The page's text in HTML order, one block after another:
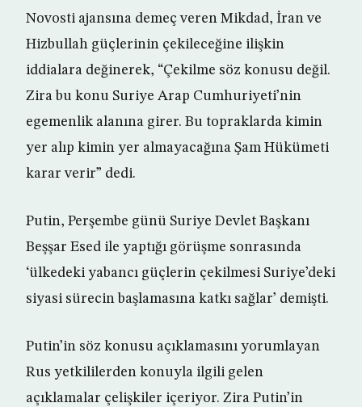
Novosti ajansına demeç veren Mikdad, İran ve
Hizbullah güçlerinin çekileceğine ilişkin
iddialara değinerek, “Çekilme söz konusu değil.
Zira bu konu Suriye Arap Cumhuriyeti’nin
egemenlik alanına girer. Bu topraklarda kimin
yer alıp kimin yer almayacağına Şam Hükümeti
karar verir” dedi.
Putin, Perşembe günü Suriye Devlet Başkanı
Beşşar Esed ile yaptığı görüşme sonrasında
‘ülkedeki yabancı güçlerin çekilmesi Suriye’deki
siyasi sürecin başlamasına katkı sağlar’ demişti.
Putin’in söz konusu açıklamasını yorumlayan
Rus yetkililerden konuyla ilgili gelen
açıklamalar çelişkiler içeriyor. Zira Putin’in